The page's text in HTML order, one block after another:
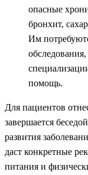
опасные
бронхит,
Им
помощь.
Для пациентов
завершается
развития
даст конкретные
питания и